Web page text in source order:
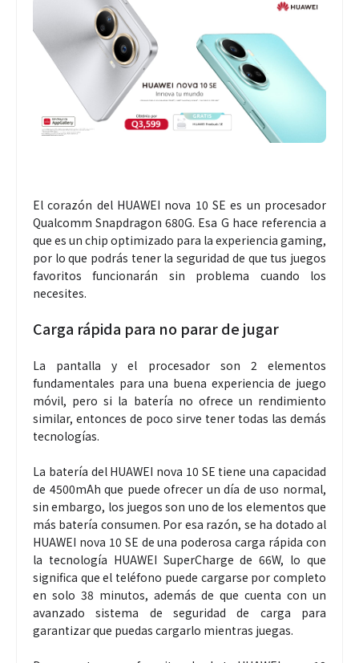
El corazón del HUAWEI nova 10 SE es un procesador
Qualcomm Snapdragon 680G. Esa G hace referencia a
que es un chip optimizado para la experiencia gaming,
por lo que podrás tener la seguridad de que tus juegos
favoritos funcionarán sin problema cuando los
necesites.
Carga rápida para no parar de jugar
La pantalla y el procesador son 2 elementos
fundamentales para una buena experiencia de juego
móvil, pero si la batería no ofrece un rendimiento
similar, entonces de poco sirve tener todas las demás
tecnologías.
La batería del HUAWEI nova 10 SE tiene una capacidad
de 4500mAh que puede ofrecer un día de uso normal,
sin embargo, los juegos son uno de los elementos que
más batería consumen. Por esa razón, se ha dotado al
HUAWEI nova 10 SE de una poderosa carga rápida con
la tecnología HUAWEI SuperCharge de 66W, lo que
significa que el teléfono puede cargarse por completo
en solo 38 minutos, además de que cuenta con un
avanzado sistema de seguridad de carga para
garantizar que puedas cargarlo mientras juegas.